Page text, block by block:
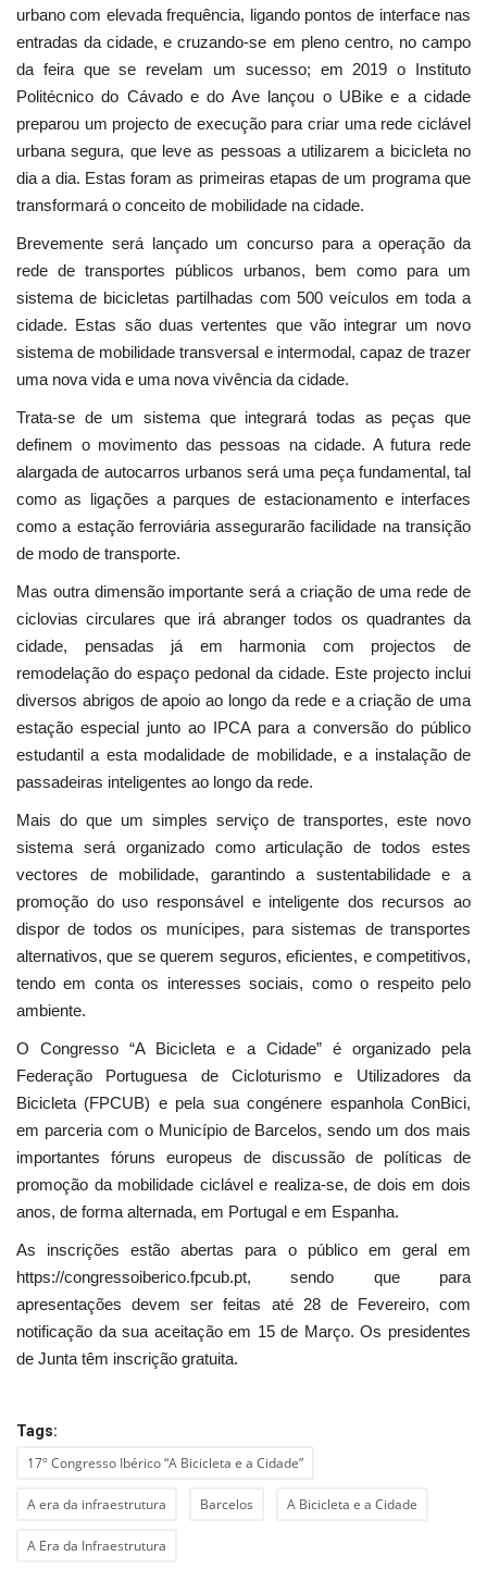
urbano com elevada frequência, ligando pontos de interface nas
entradas da cidade, e cruzando-se em pleno centro, no campo
da feira que se revelam um sucesso; em 2019 o Instituto
Politécnico do Cávado e do Ave lançou o UBike e a cidade
preparou um projecto de execução para criar uma rede ciclável
urbana segura, que leve as pessoas a utilizarem a bicicleta no
dia a dia. Estas foram as primeiras etapas de um programa que
transformará o conceito de mobilidade na cidade.
Brevemente será lançado um concurso para a operação da
rede de transportes públicos urbanos, bem como para um
sistema de bicicletas partilhadas com 500 veículos em toda a
cidade. Estas são duas vertentes que vão integrar um novo
sistema de mobilidade transversal e intermodal, capaz de trazer
uma nova vida e uma nova vivência da cidade.
Trata-se de um sistema que integrará todas as peças que
definem o movimento das pessoas na cidade. A futura rede
alargada de autocarros urbanos será uma peça fundamental, tal
como as ligações a parques de estacionamento e interfaces
como a estação ferroviária assegurarão facilidade na transição
de modo de transporte.
Mas outra dimensão importante será a criação de uma rede de
ciclovias circulares que irá abranger todos os quadrantes da
cidade, pensadas já em harmonia com projectos de
remodelação do espaço pedonal da cidade. Este projecto inclui
diversos abrigos de apoio ao longo da rede e a criação de uma
estação especial junto ao IPCA para a conversão do público
estudantil a esta modalidade de mobilidade, e a instalação de
passadeiras inteligentes ao longo da rede.
Mais do que um simples serviço de transportes, este novo
sistema será organizado como articulação de todos estes
vectores de mobilidade, garantindo a sustentabilidade e a
promoção do uso responsável e inteligente dos recursos ao
dispor de todos os munícipes, para sistemas de transportes
alternativos, que se querem seguros, eficientes, e competitivos,
tendo em conta os interesses sociais, como o respeito pelo
ambiente.
O Congresso “A Bicicleta e a Cidade” é organizado pela
Federação Portuguesa de Cicloturismo e Utilizadores da
Bicicleta (FPCUB) e pela sua congénere espanhola ConBici,
em parceria com o Município de Barcelos, sendo um dos mais
importantes fóruns europeus de discussão de políticas de
promoção da mobilidade ciclável e realiza-se, de dois em dois
anos, de forma alternada, em Portugal e em Espanha.
As inscrições estão abertas para o público em geral em
https://congressoiberico.fpcub.pt, sendo que para
apresentações devem ser feitas até 28 de Fevereiro, com
notificação da sua aceitação em 15 de Março. Os presidentes
de Junta têm inscrição gratuita.
Tags:
17º Congresso Ibérico “A Bicicleta e a Cidade”
A era da infraestrutura Barcelos A Bicicleta e a Cidade
A Era da Infraestrutura